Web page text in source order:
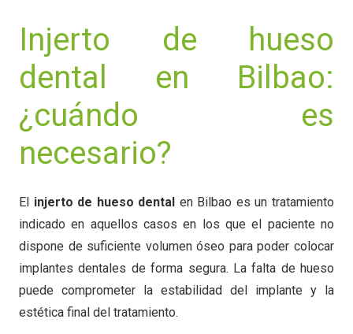
Injerto de hueso
dental en Bilbao:
¿cuándo es
necesario?
El injerto de hueso dental en Bilbao es un tratamiento
indicado en aquellos casos en los que el paciente no
dispone de suficiente volumen óseo para poder colocar
implantes dentales de forma segura. La falta de hueso
puede comprometer la estabilidad del implante y la
estética final del tratamiento.